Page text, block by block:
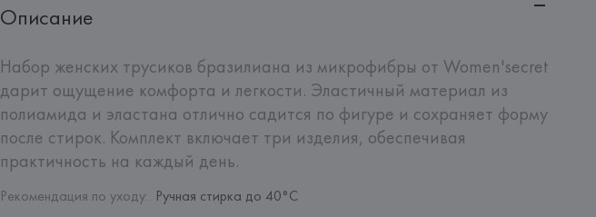
Описание
Набор женских трусиков бразилиана из микрофибры от Women'secret
дарит ощущение комфорта и легкости. Эластичный материал из
полиамида и эластана отлично садится по фигуре и сохраняет форму
после стирок. Комплект включает три изделия, обеспечивая
практичность на каждый день.
Рекомендация по уходу: Ручная стирка до 40°C